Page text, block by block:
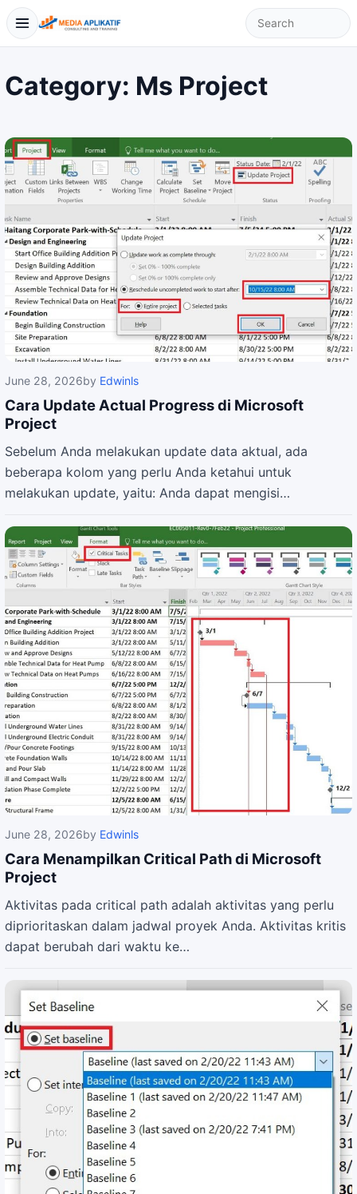
Category: Ms Project
June 28, 2026by Edwinls
Cara Update Actual Progress di Microsoft
Project
Sebelum Anda melakukan update data aktual, ada
beberapa kolom yang perlu Anda ketahui untuk
melakukan update, yaitu: Anda dapat mengisi…
June 28, 2026by Edwinls
Cara Menampilkan Critical Path di Microsoft
Project
Aktivitas pada critical path adalah aktivitas yang perlu
diprioritaskan dalam jadwal proyek Anda. Aktivitas kritis
dapat berubah dari waktu ke…